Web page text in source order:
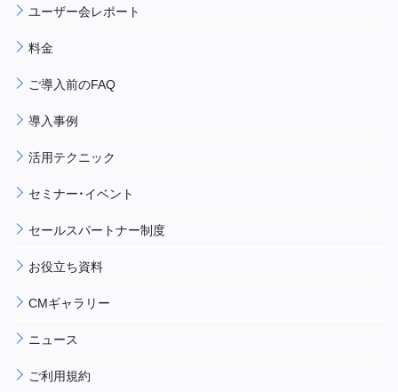
ユーザー会レポート
料金
ご導入前のFAQ
導入事例
活用テクニック
セミナー・イベント
セールスパートナー制度
お役立ち資料
CMギャラリー
ニュース
ご利用規約